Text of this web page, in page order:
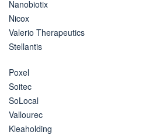
Nanobiotix
Nicox
Valerio Therapeutics
Stellantis
Poxel
Soitec
SoLocal
Vallourec
Kleaholding